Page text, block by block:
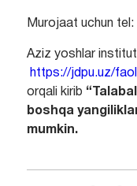
Murojaat uchun
Aziz yoshlar
https://jdpu.uz/
orqali kirib
boshqa
mumkin.